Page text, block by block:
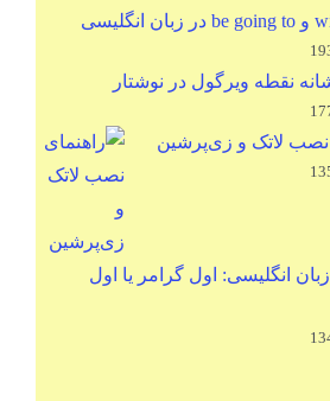
نقطه ویرگول در نوشتار
نصب لاتک و زی‌پرشین
انگلیسی: اول گرامر یا اول